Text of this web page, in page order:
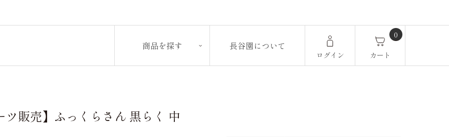
商品を探す 長谷園について
ログイン
0
カート
ツ販売】ふっくらさん 黒らく 中